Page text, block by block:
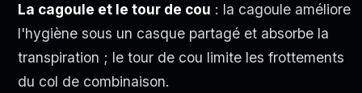
La cagoule et le tour de cou : la cagoule améliore
l'hygiène sous un casque partagé et absorbe la
transpiration ; le tour de cou limite les frottements
du col de combinaison.